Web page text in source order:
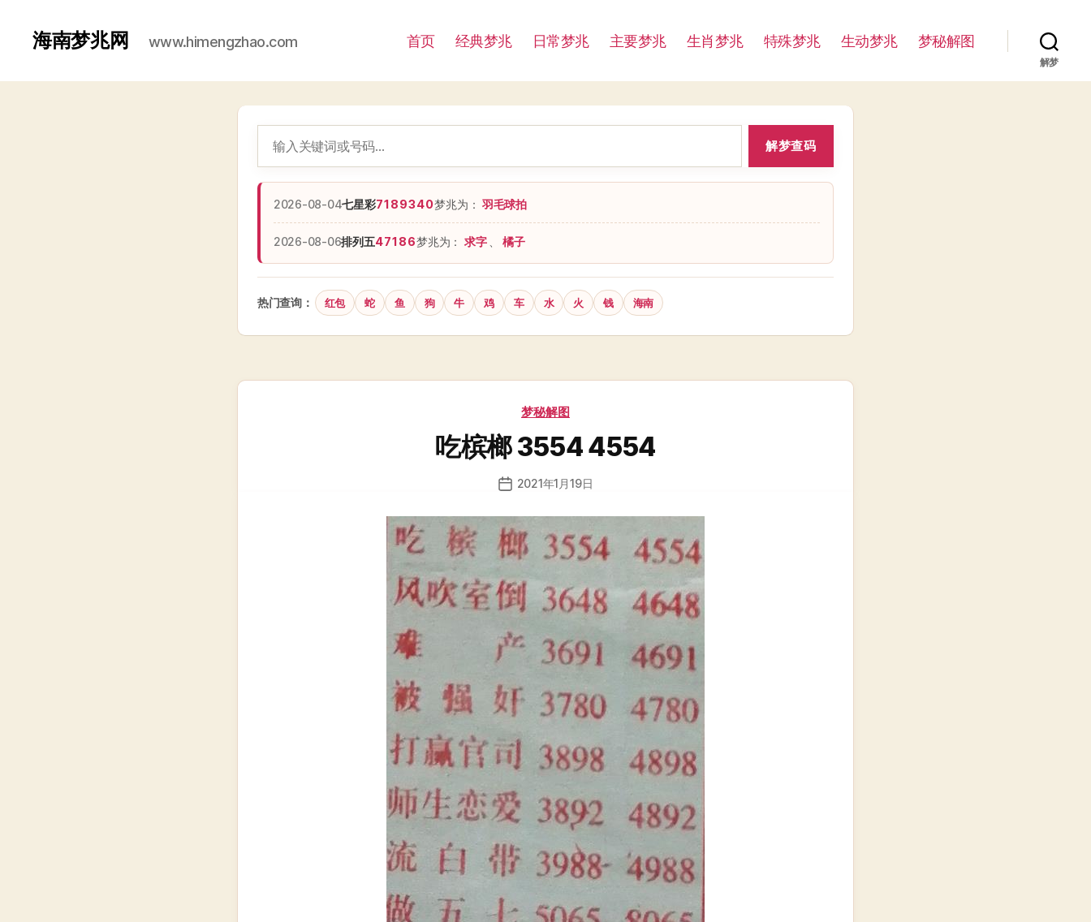
海南梦兆网 www.himengzhao.com 首页 经典梦兆 日常梦兆 主要梦兆 生肖梦兆 特殊梦兆 生动梦兆 梦秘解图
解梦
解梦查码
2026-08-04七星彩7189340梦兆为：羽毛球拍
2026-08-06排列五47186梦兆为： 求字 橘子
热门查询： 红包 蛇 鱼 狗 牛 鸡 车 水 火 钱 海南
分
梦秘解图
吃槟榔 3554 4554
发
日
期
2021年1月19日